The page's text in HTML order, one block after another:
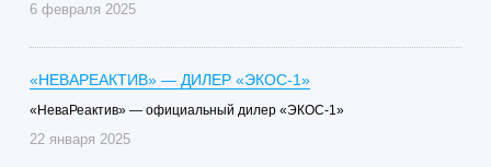
6 февраля 2025
«НЕВАРЕАКТИВ» — ДИЛЕР «ЭКОС-1»
«НеваРеактив» — официальный дилер «ЭКОС-1»
22 января 2025